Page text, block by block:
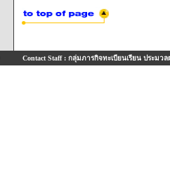
Contact Staff : กลุ่มภารกิจทะเบียนเรียน ประมวล